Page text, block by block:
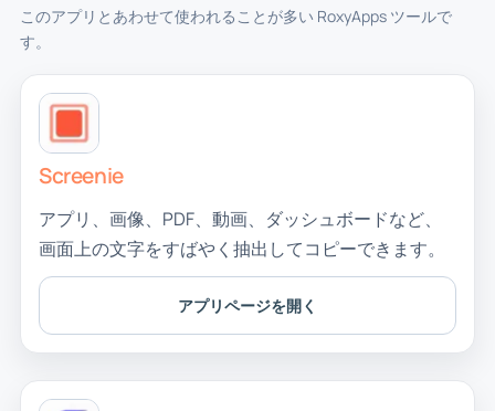
このアプリとあわせて使われることが多い RoxyApps ツールで
す。
Screenie
アプリ、画像、PDF、動画、ダッシュボードなど、
画面上の文字をすばやく抽出してコピーできます。
アプリページを開く